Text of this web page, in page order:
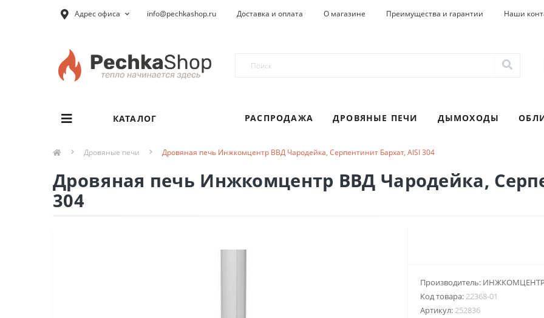
Адрес офиса info@pechkashop.ru Доставка и оплата О магазине Преимущества и гарантии Наши
КАТАЛОГ РАСПРОДАЖА ДРОВЯНЫЕ ПЕЧИ ДЫМОХОДЫ
Дровяные печи Дровяная печь Инжкомцентр ВВД Чародейка, Серпентинит Бархат, AISI 304
Дровяная печь Инжкомцентр ВВД Чародейка,
304
Производитель: ИНЖКОМЦЕНТР
Код товара:22368-01
Артикул:252836